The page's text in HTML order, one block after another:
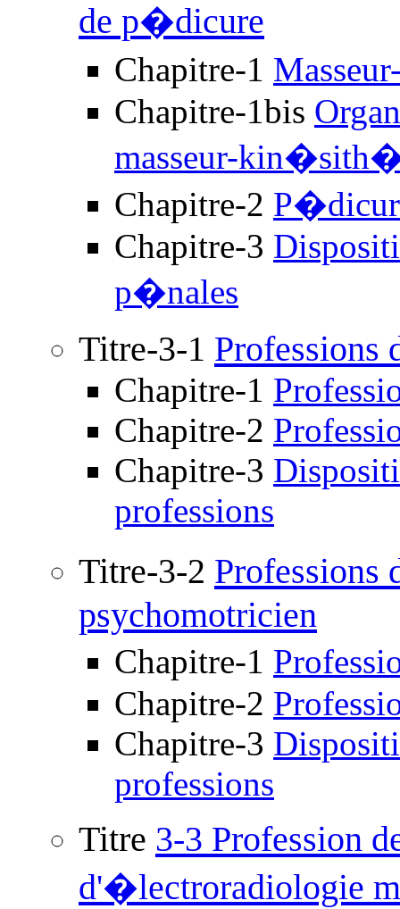
de p�dicure
Chapitre-1
Chapitre-1bis
masseur-
Chapitre-2
Chapitre-3
p�nales
Titre-3-1 Professions
Chapitre-1
Chapitre-2
Chapitre-3
professions
Titre-3-2 Professions
psychomotricien
Chapitre-1
Chapitre-2
Chapitre-3
professions
Titre 3-3 Profession
d'�lectroradiologie